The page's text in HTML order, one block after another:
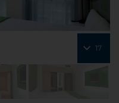
17